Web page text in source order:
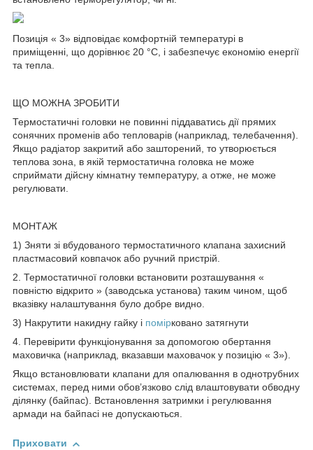
Позиція « 3» відповідає комфортній температурі в
приміщенні, що дорівнює 20 °C, і забезпечує економію енергії
та тепла.
ЩО МОЖНА ЗРОБИТИ
Термостатичні головки не повинні піддаватись дії прямих
сонячних променів або тепловарів (наприклад, телебачення).
Якщо радіатор закритий або зашторений, то утворюється
теплова зона, в якій термостатична головка не може
сприймати дійсну кімнатну температуру, а отже, не може
регулювати.
МОНТАЖ
1) Зняти зі вбудованого термостатичного клапана захисний
пластмасовий ковпачок або ручний пристрій.
2. Термостатичної головки встановити розташування «
повністю відкрито » (заводська установа) таким чином, щоб
вказівку налаштування було добре видно.
3) Накрутити накидну гайку і помірковано затягнути
4. Перевірити функціонування за допомогою обертання
маховичка (наприклад, вказавши маховачок у позицію « 3»).
Якщо встановлювати клапани для опалювання в однотрубних
системах, перед ними обов’язково слід влаштовувати обводну
ділянку (байпас). Встановлення затримки і регулювання
армади на байпасі не допускаються.
Приховати